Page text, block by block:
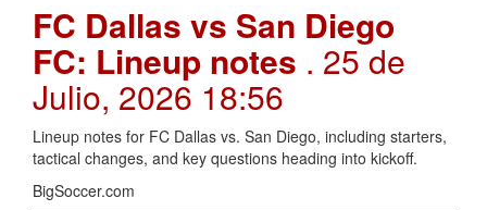
FC Dallas vs San Diego
FC: Lineup notes . 25 de
Julio, 2026 18:56
Lineup notes for FC Dallas vs. San Diego, including starters,
tactical changes, and key questions heading into kickoff.
BigSoccer.com